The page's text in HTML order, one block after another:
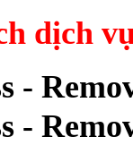
dịch
-
-